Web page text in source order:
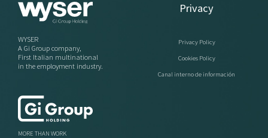
WYSER
A Gi Group company,
First Italian multinational
in the employment industry.
Privacy
Privacy Policy
Cookies Policy
Canal interno de información
MORE THAN WORK